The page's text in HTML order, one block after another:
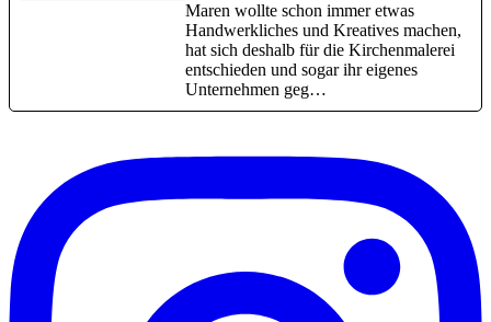
Maren wollte schon immer etwas
Handwerkliches und Kreatives machen,
hat sich deshalb für die Kirchenmalerei
entschieden und sogar ihr eigenes
Unternehmen geg…